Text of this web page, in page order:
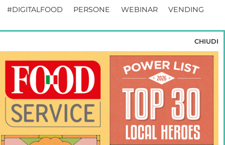
#DIGITALFOOD PERSONE WEBINAR VENDING
CHIUDI